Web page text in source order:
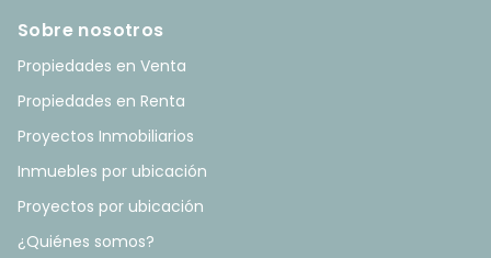
Sobre nosotros
Propiedades en Venta
Propiedades en Renta
Proyectos Inmobiliarios
Inmuebles por ubicación
Proyectos por ubicación
¿Quiénes somos?